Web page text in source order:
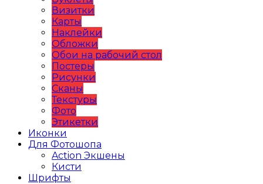
Визитки
Карты
Наклейки
Обложки
Обои на рабочий стол
Постеры
Рисунки
Сканы
Текстуры
Фото
Этикетки
Иконки
Для Фотошопа
Action Экшены
Кисти
Шрифты